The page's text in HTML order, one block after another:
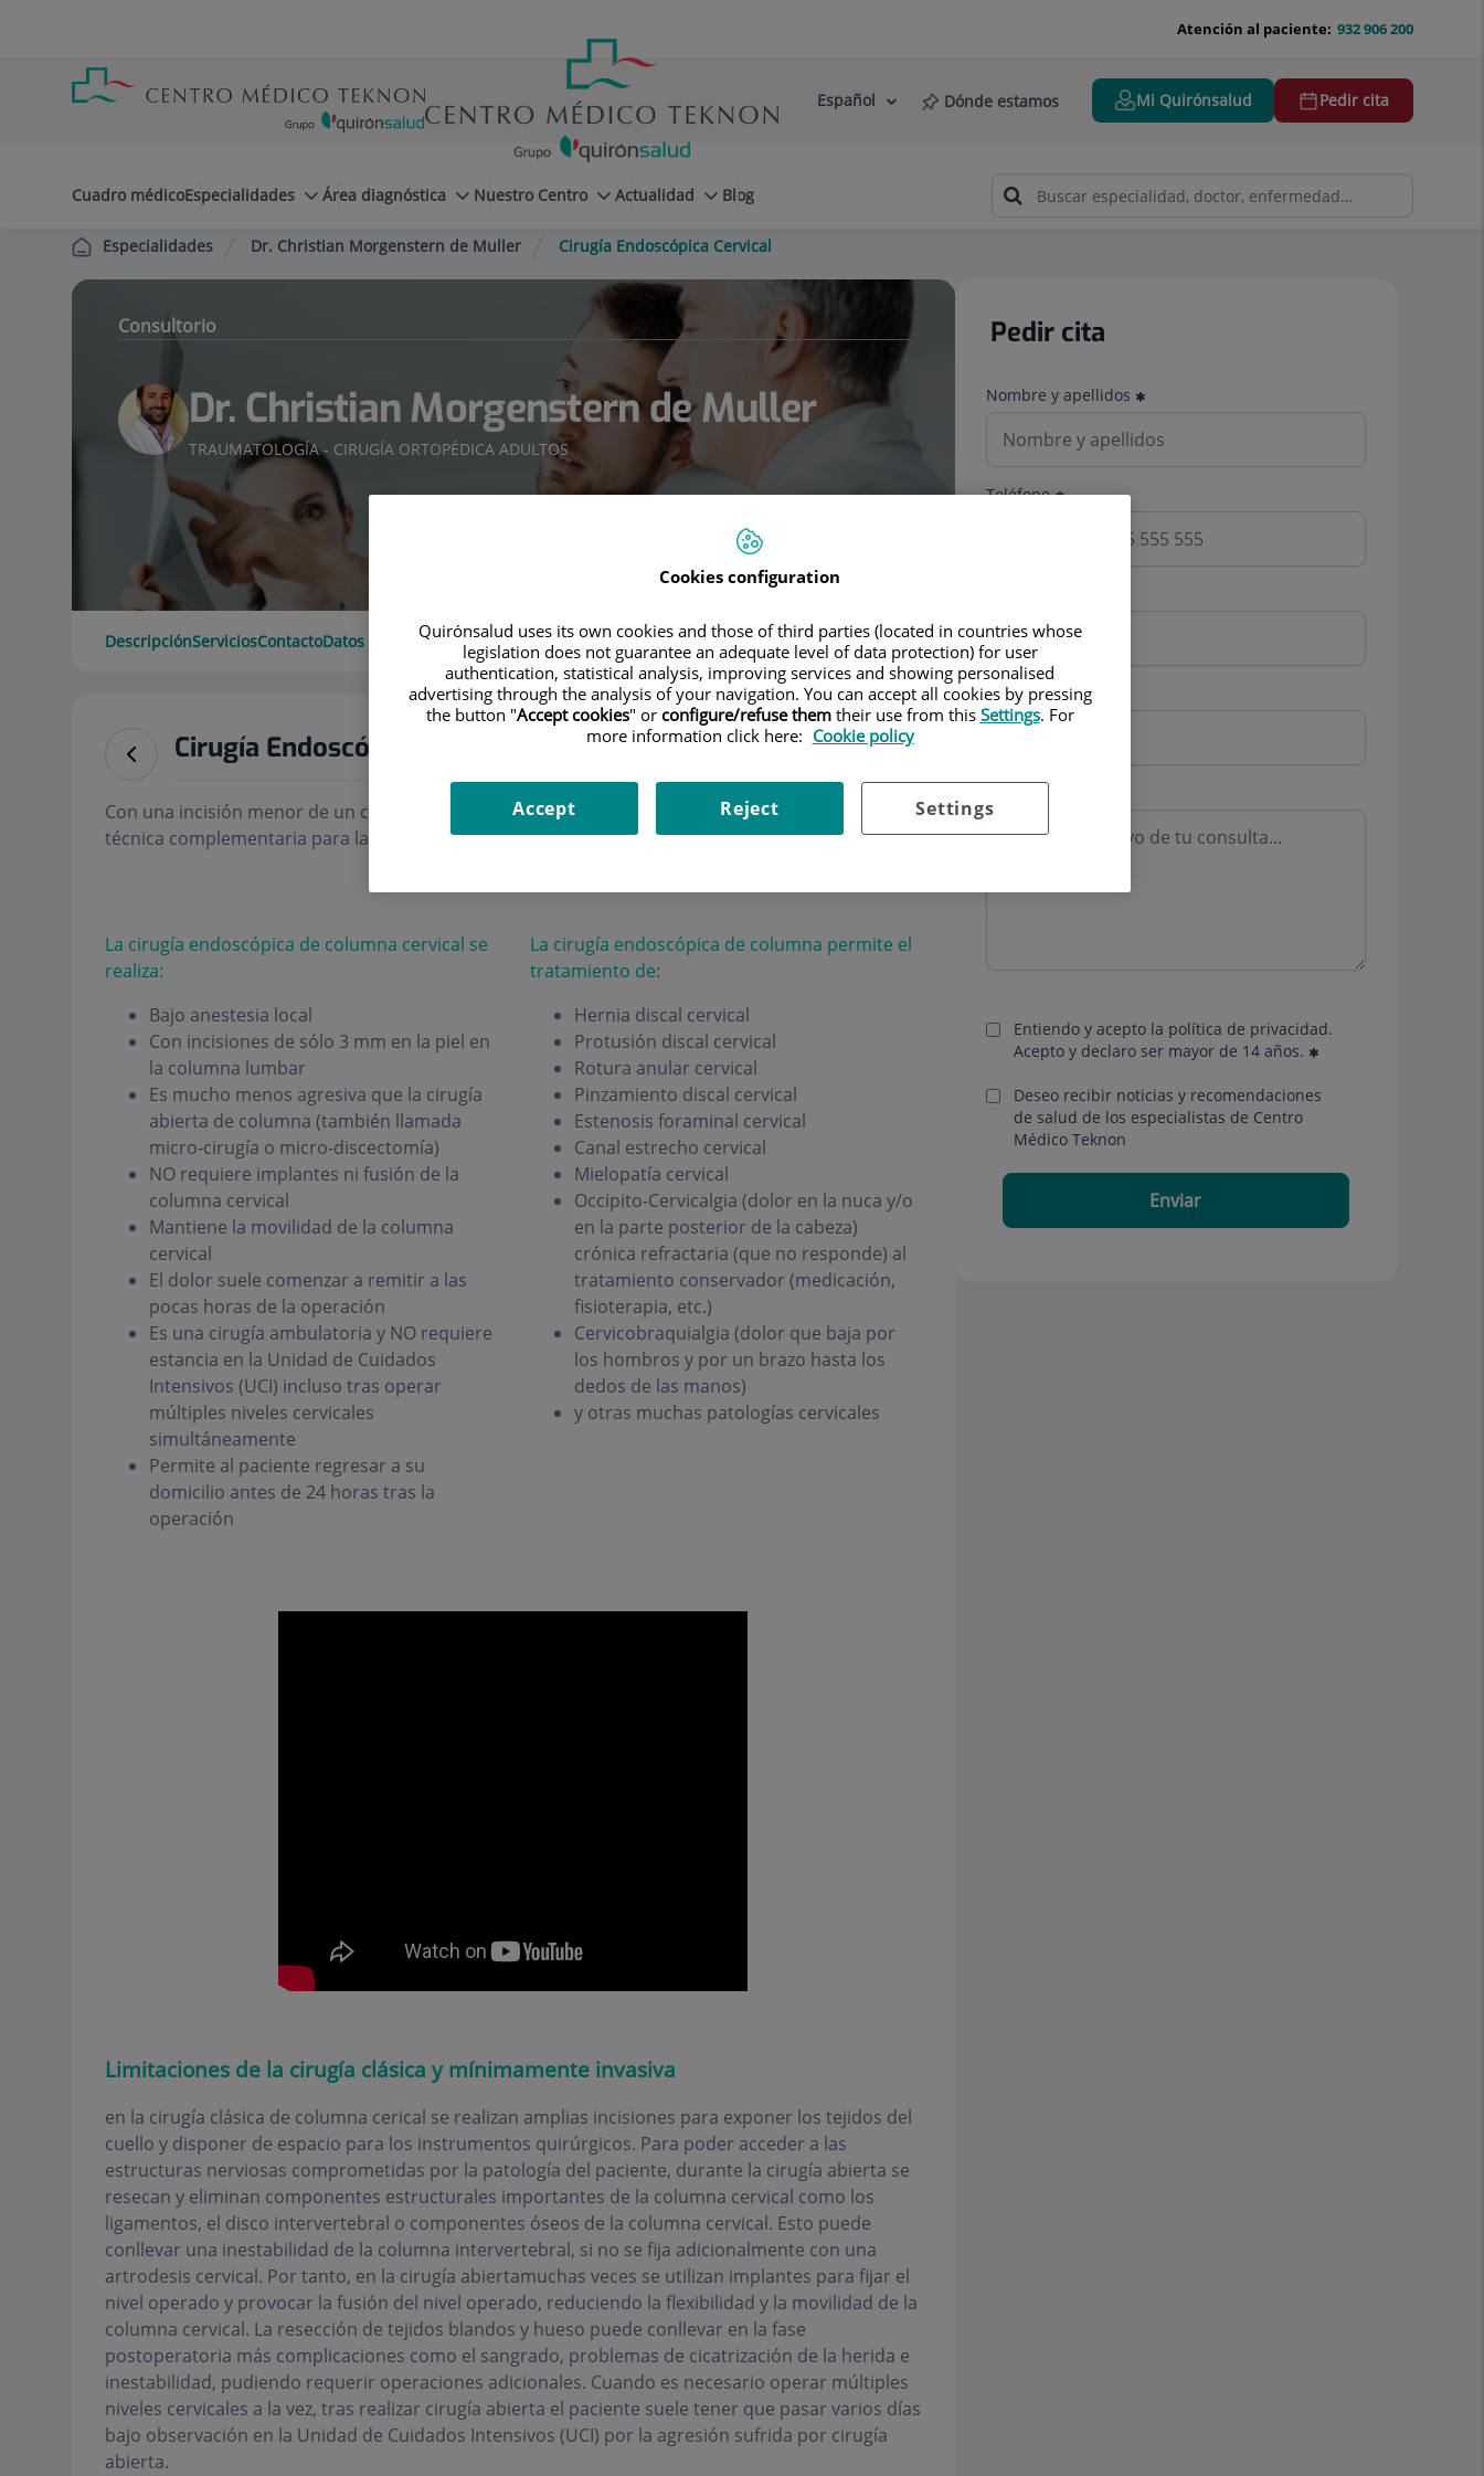
cabecera
932 906 200
Atención al paciente:
Selector
Idioma
Español Dónde estamos Mi Quirónsalud Pedir cita
Cuadro médicoEspecialidades Área diagnóstica Nuestro Centro Actualidad Blog
Especialidades Dr. Christian Morgenstern de Muller Cirugía Endoscópica Cervical
Consultorio
Dr. Christian Morgenstern de Muller
TRAUMATOLOGÍA - CIRUGÍA ORTOPÉDICA ADULTOS
DescripciónServiciosContactoDatos de interésHorario
Cirugía Endoscópica Cervical
Con una incisión menor de un centímetro, esta cirugia mínimamente invasiva se configura como
técnica complementaria para la descompresión del disco intervertebral.
La cirugía endoscópica de columna cervical se
realiza:
Bajo anestesia local
Con incisiones de sólo 3 mm en la piel en
la columna lumbar
Es mucho menos agresiva que la cirugía
abierta de columna (también llamada
micro-cirugía o micro-discectomía)
NO requiere implantes ni fusión de la
columna cervical
Mantiene la movilidad de la columna
cervical
El dolor suele comenzar a remitir a las
pocas horas de la operación
Es una cirugía ambulatoria y NO requiere
estancia en la Unidad de Cuidados
Intensivos (UCI) incluso tras operar
múltiples niveles cervicales
simultáneamente
Permite al paciente regresar a su
domicilio antes de 24 horas tras la
operación
La cirugía endoscópica de columna permite el
tratamiento de:
Hernia discal cervical
Protusión discal cervical
Rotura anular cervical
Pinzamiento discal cervical
Estenosis foraminal cervical
Canal estrecho cervical
Mielopatía cervical
Occipito-Cervicalgia (dolor en la nuca y/o
en la parte posterior de la cabeza)
crónica refractaria (que no responde) al
tratamiento conservador (medicación,
fisioterapia, etc.)
Cervicobraquialgia (dolor que baja por
los hombros y por un brazo hasta los
dedos de las manos)
y otras muchas patologías cervicales
Limitaciones de la cirugía clásica y mínimamente invasiva
en la cirugía clásica de columna cerical se realizan amplias incisiones para exponer los tejidos del
cuello y disponer de espacio para los instrumentos quirúrgicos. Para poder acceder a las
estructuras nerviosas comprometidas por la patología del paciente, durante la cirugía abierta se
resecan y eliminan componentes estructurales importantes de la columna cervical como los
ligamentos, el disco intervertebral o componentes óseos de la columna cervical. Esto puede
conllevar una inestabilidad de la columna intervertebral, si no se fija adicionalmente con una
artrodesis cervical. Por tanto, en la cirugía abiertamuchas veces se utilizan implantes para fijar el
nivel operado y provocar la fusión del nivel operado, reduciendo la flexibilidad y la movilidad de la
columna cervical. La resección de tejidos blandos y hueso puede conllevar en la fase
postoperatoria más complicaciones como el sangrado, problemas de cicatrización de la herida e
inestabilidad, pudiendo requerir operaciones adicionales. Cuando es necesario operar múltiples
niveles cervicales a la vez, tras realizar cirugía abierta el paciente suele tener que pasar varios días
bajo observación en la Unidad de Cuidados Intensivos (UCI) por la agresión sufrida por cirugía
abierta.
Pedir cita
Nombre y apellidos
Teléfono
Mutua
Motivo consulta
Entiendo y acepto la política de privacidad.
Acepto y declaro ser mayor de 14 años.
Deseo recibir noticias y recomendaciones
de salud de los especialistas de Centro
Médico Teknon
Enviar
Cookies configuration
Quirónsalud uses its own cookies and those of third parties (located in countries whose
legislation does not guarantee an adequate level of data protection) for user
authentication, statistical analysis, improving services and showing personalised
advertising through the analysis of your navigation. You can accept all cookies by pressing
the button "Accept cookies" or configure/refuse themtheir use from this Settings. For
more information click here: Cookie policy
Settings
Reject
Accept